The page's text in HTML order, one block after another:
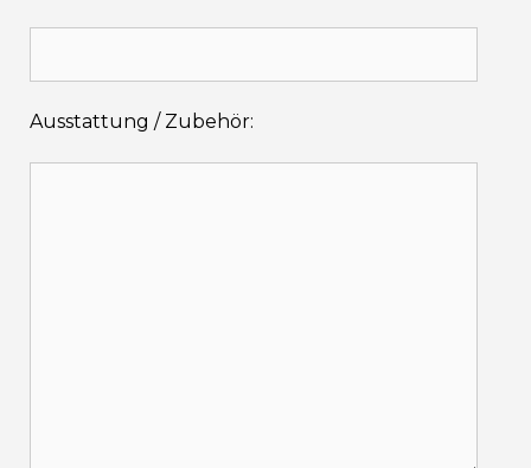
Ausstattung / Zubehör: